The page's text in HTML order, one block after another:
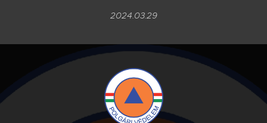
2024.03.29